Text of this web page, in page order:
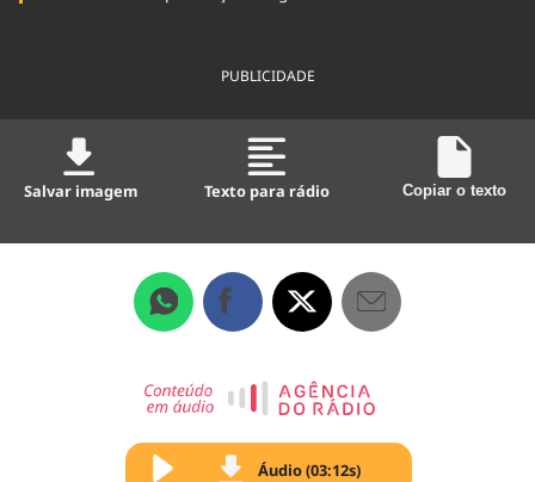
PUBLICIDADE
Salvar imagem Texto para rádio Copiar o texto
Áudio (03:12s)